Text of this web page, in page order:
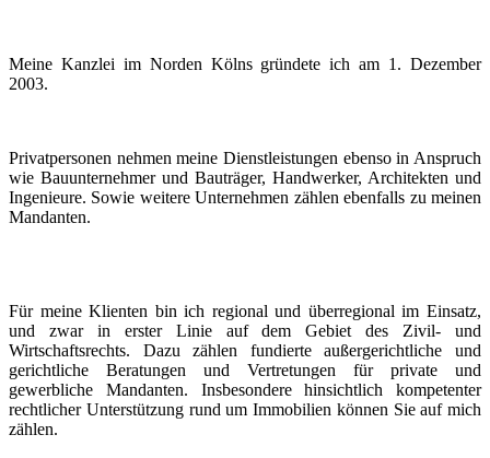
Meine Kanzlei im Norden Kölns gründete ich am 1. Dezember
2003.
Privatpersonen nehmen meine Dienstleistungen ebenso in Anspruch
wie Bauunternehmer und Bauträger, Handwerker, Architekten und
Ingenieure. Sowie weitere Unternehmen zählen ebenfalls zu meinen
Mandanten.
Für meine Klienten bin ich regional und überregional im Einsatz,
und zwar in erster Linie auf dem Gebiet des Zivil- und
Wirtschaftsrechts. Dazu zählen fundierte außergerichtliche und
gerichtliche Beratungen und Vertretungen für private und
gewerbliche Mandanten. Insbesondere hinsichtlich kompetenter
rechtlicher Unterstützung rund um Immobilien können Sie auf mich
zählen.